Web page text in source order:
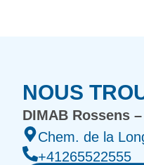
NOUS
DIMAB Rossens
Chem. de la
+41265522555